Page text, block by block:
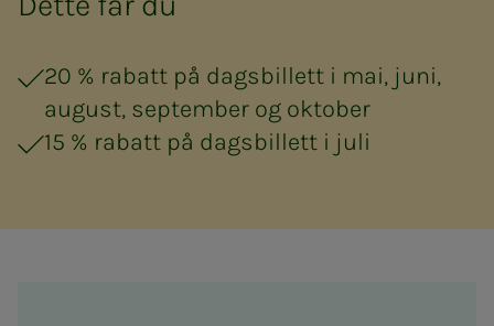
20 % rabatt på dagsbillett i mai, juni,
august, september og oktober
15 % rabatt på dagsbillett i juli